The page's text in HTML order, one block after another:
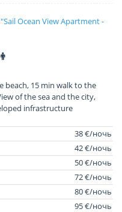
Ocean View Apartment -
beach, 15 min walk to the
of the sea and the city,
infrastructure
38 €/ночь
42 €/ночь
50 €/ночь
72 €/ночь
80 €/ночь
95 €/ночь